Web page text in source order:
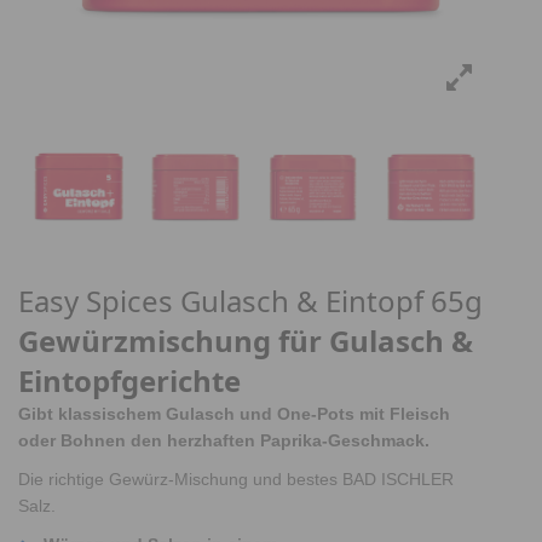
Easy Spices Gulasch & Eintopf 65g
Gewürzmischung für Gulasch &
Eintopfgerichte
Gibt klassischem Gulasch und One-Pots mit Fleisch
oder Bohnen den herzhaften Paprika-Geschmack.
Die richtige Gewürz-Mischung und bestes BAD ISCHLER
Salz.